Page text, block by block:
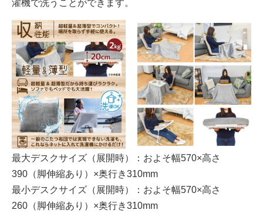
濯機で洗うことができます。
最大デスクサイズ（展開時）：およそ幅570×高さ
390（脚伸縮あり）×奥行き310mm
最小デスクサイズ（展開時）：およそ幅570×高さ
260（脚伸縮あり）×奥行き310mm